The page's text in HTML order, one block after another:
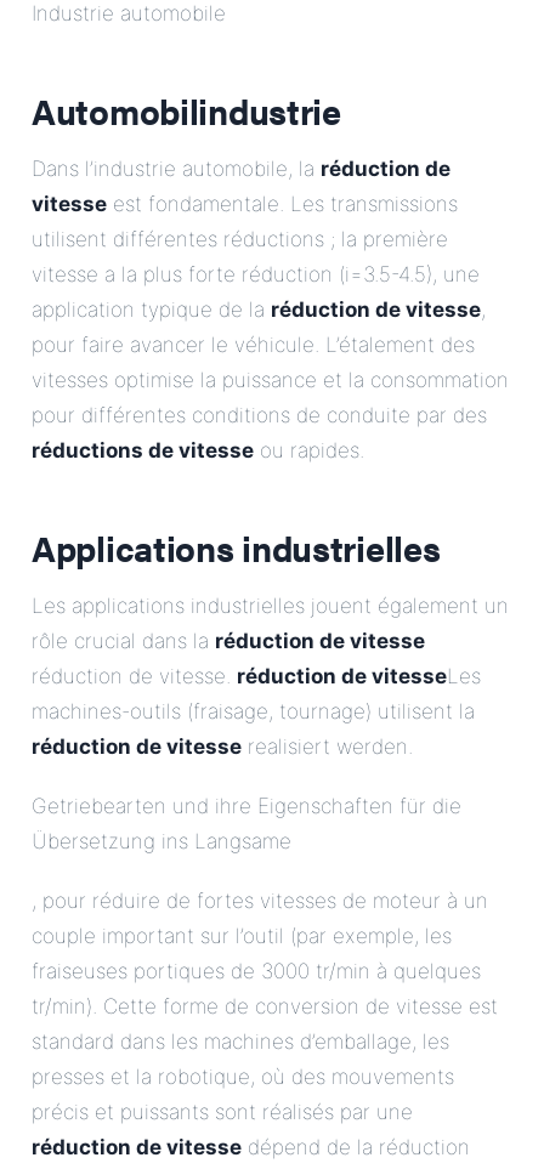
Industrie automobile
Automobilindustrie
Dans l’industrie automobile, la réduction de
vitesse est fondamentale. Les transmissions
utilisent différentes réductions ; la première
vitesse a la plus forte réduction (i=3.5-4.5), une
application typique de la réduction de vitesse,
pour faire avancer le véhicule. L’étalement des
vitesses optimise la puissance et la consommation
pour différentes conditions de conduite par des
réductions de vitesse ou rapides.
Applications industrielles
Les applications industrielles jouent également un
rôle crucial dans la réduction de vitesse
réduction de vitesse. réduction de vitesseLes
machines-outils (fraisage, tournage) utilisent la
réduction de vitesse realisiert werden.
Getriebearten und ihre Eigenschaften für die
Übersetzung ins Langsame
, pour réduire de fortes vitesses de moteur à un
couple important sur l’outil (par exemple, les
fraiseuses portiques de 3000 tr/min à quelques
tr/min). Cette forme de conversion de vitesse est
standard dans les machines d’emballage, les
presses et la robotique, où des mouvements
précis et puissants sont réalisés par une
réduction de vitesse dépend de la réduction